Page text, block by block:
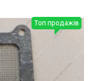
Топ продажів